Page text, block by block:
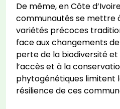
De même, en Côte
communautés se mettre
variétés précoces
face aux changements
perte de la biodiversité et
l’accès et à la
phytogénétiques limitent
résilience de ces